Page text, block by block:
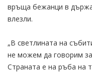
връща бежанци в
влезли.
„В светлината на
не можем да говорим
Страната е на ръба на